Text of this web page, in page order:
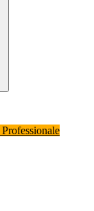
Professionale